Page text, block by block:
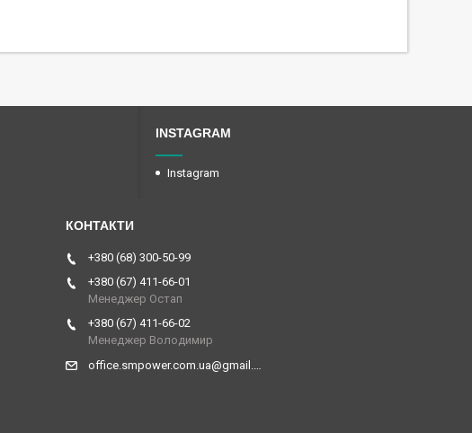
INSTAGRAM
Instagram
+380 (68) 300-50-99
+380 (67) 411-66-01
Менеджер Остап
+380 (67) 411-66-02
Менеджер Володимир
office.smpower.com.ua@gmail.com